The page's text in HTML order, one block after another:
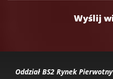
Oddział BS2 Rynek Pierwotny